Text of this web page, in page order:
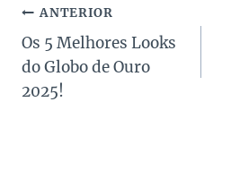
Navegação
de
Post
ANTERIOR
Os 5 Melhores Looks
do Globo de Ouro
2025!